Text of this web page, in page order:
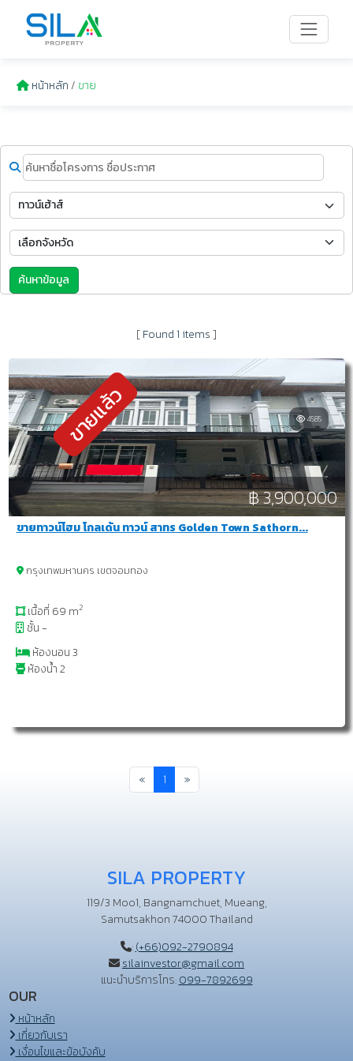
หน้าหลัก / ขาย
ค้นหาข้อมูล
[Found 1 items]
ขายแล้ว 4585
฿ 3,900,000
ขายทาวน์โฮม โกลเด้น ทาวน์ สาทร Golden Town Sathorn...
กรุงเทพมหานคร เขตจอมทอง
เนื้อที่ 69 m2
ชั้น -
ห้องนอน 3
ห้องน้ำ 2
«ขึ้นไป1 »ขึ้นไป
SILA PROPERTY
119/3 Moo1, Bangnamchuet, Mueang,
Samutsakhon 74000 Thailand
:(+66)092-2790894
silainvestor@gmail.com
แนะนำบริการโทร:099-7892699
OUR
หน้าหลัก
เกี่ยวกับเรา
เงื่อนไขและข้อบังคับ